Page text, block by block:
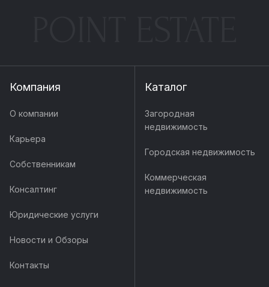
Компания
О компании
Карьера
Собственникам
Консалтинг
Юридические услуги
Новости и Обзоры
Контакты
Каталог
Загородная
недвижимость
Городская недвижимость
Коммерческая
недвижимость